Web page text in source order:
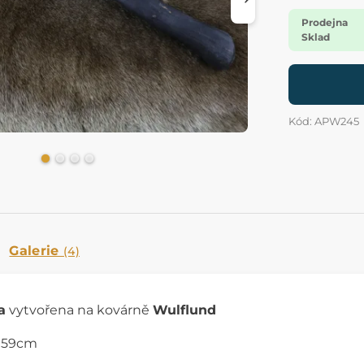
Prodejna
Sklad
Kód: APW245
Galerie (4)
vytvořena na kovárně Wulflund